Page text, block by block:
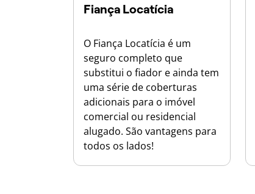
Fiança Locatícia
O Fiança Locatícia é um
seguro completo que
substitui o fiador e ainda tem
uma série de coberturas
adicionais para o imóvel
comercial ou residencial
alugado. São vantagens para
todos os lados!